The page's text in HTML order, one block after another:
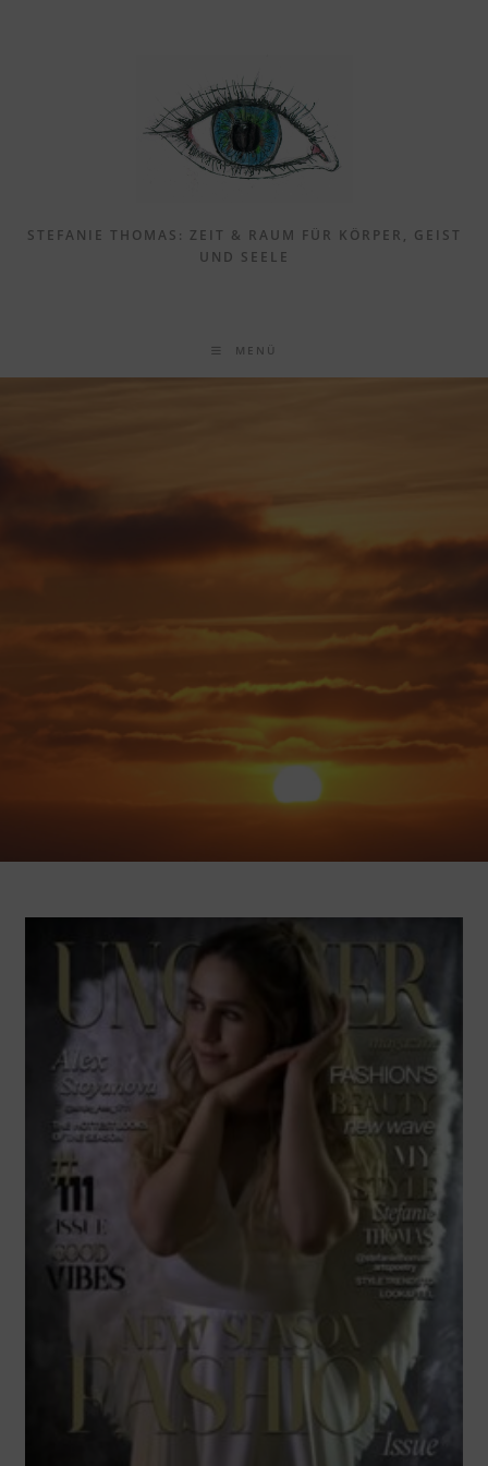
STEFANIE THOMAS: ZEIT & RAUM FÜR KÖRPER, GEIST
UND SEELE
MENÜ